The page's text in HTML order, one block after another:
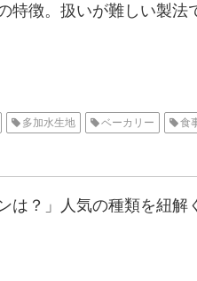
特徴。扱いが難しい製法
多加水生地 ベーカリー 食
は？」人気の種類を紐解